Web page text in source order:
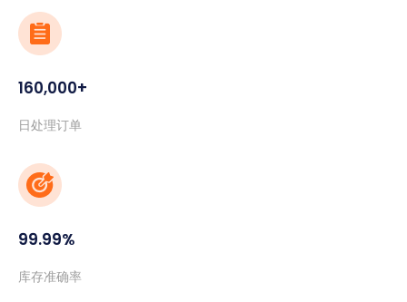
160,000+
日处理订单
99.99%
库存准确率